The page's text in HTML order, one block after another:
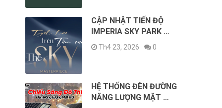
CẬP NHẬT TIẾN ĐỘ
IMPERIA SKY PARK …
Th4 23, 2026 0
HỆ THỐNG ĐÈN ĐƯỜNG
NĂNG LƯỢNG MẶT …